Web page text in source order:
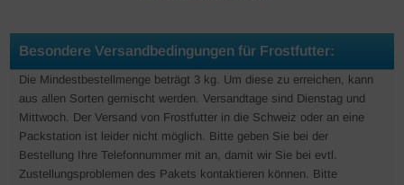
Besondere Versandbedingungen für Frostfutter:
Die Mindestbestellmenge beträgt 3 kg. Um diese zu erreichen, kann
aus allen Sorten gemischt werden. Versandtage sind Dienstag und
Mittwoch. Der Versand von Frostfutter in die Schweiz oder an eine
Packstation ist leider nicht möglich. Bitte geben Sie bei der
Bestellung Ihre Telefonnummer mit an, damit wir Sie bei evtl.
Zustellungsproblemen des Pakets kontaktieren können. Bitte